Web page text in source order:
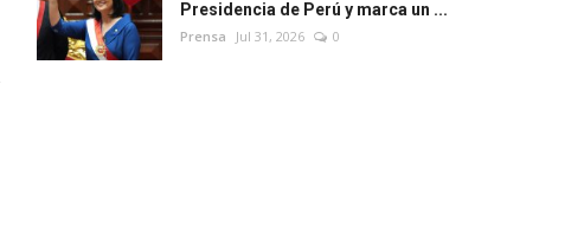
Presidencia de Perú y marca un ...
Prensa Jul 31, 2026 0